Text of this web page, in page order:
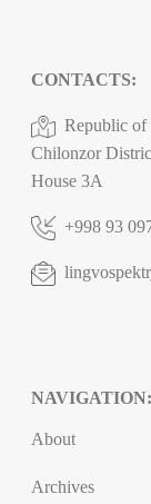
CONTACTS:
Republic of
Chilonzor
House 3A
+998 93
NAVIGATION:
About
Archives